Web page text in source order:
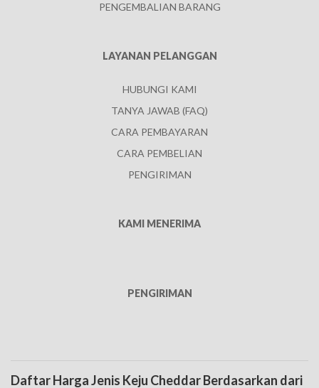
PENGEMBALIAN BARANG
LAYANAN PELANGGAN
HUBUNGI KAMI
TANYA JAWAB (FAQ)
CARA PEMBAYARAN
CARA PEMBELIAN
PENGIRIMAN
KAMI MENERIMA
PENGIRIMAN
Daftar Harga Jenis Keju Cheddar Berdasarkan dari